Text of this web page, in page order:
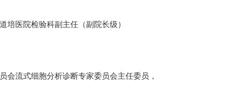
培医院检验科副主任（副院长级）
会流式细胞分析诊断专家委员会主任委员，